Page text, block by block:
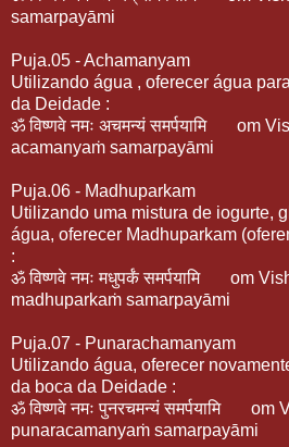
samarpayāmi
Puja.05 - Achamanyam
Utilizando água , oferecer água
da Deidade :
ॐ विष्णवे नमः अचमन्यं समर्पयामिom
acamanyaṁ samarpayāmi
Puja.06 - Madhuparkam
Utilizando uma mistura de iogurte,
água, oferecer Madhuparkam
:
ॐ विष्णवे नमः मधुपर्कं समर्पयामिom
madhuparkaṁ samarpayāmi
Puja.07 - Punarachamanyam
Utilizando água, oferecer
da boca da Deidade :
ॐ विष्णवे नमः पुनरचमन्यं समर्पयामिom
punaracamanyaṁ samarpayāmi